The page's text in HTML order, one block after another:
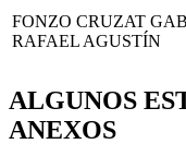
FONZO CRUZAT
RAFAEL AGUSTÍN
ALGUNOS
ANEXOS